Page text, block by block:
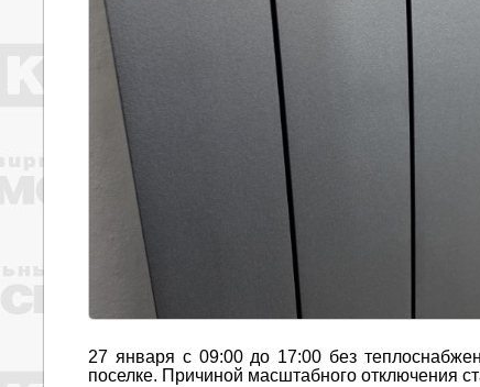
27 января с 09:00 до 17:00 без
поселке. Причиной масштабного отключения